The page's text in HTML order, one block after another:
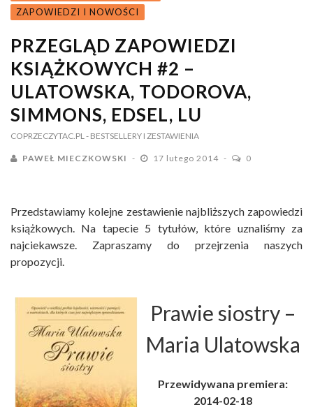
ZAPOWIEDZI I NOWOŚCI
PRZEGLĄD ZAPOWIEDZI
KSIĄŻKOWYCH #2 –
ULATOWSKA, TODOROVA,
SIMMONS, EDSEL, LU
COPRZECZYTAC.PL - BESTSELLERY I ZESTAWIENIA
PAWEŁ MIECZKOWSKI 17 lutego 2014 0
Przedstawiamy kolejne zestawienie najbliższych zapowiedzi
książkowych. Na tapecie 5 tytułów, które uznaliśmy za
najciekawsze. Zapraszamy do przejrzenia naszych
propozycji.
Prawie siostry –
Maria Ulatowska
Przewidywana premiera:
2014-02-18